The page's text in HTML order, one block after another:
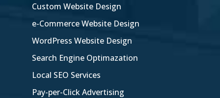
Custom Website Design
e-Commerce Website Design
WordPress Website Design
Search Engine Optimazation
Local SEO Services
Pay-per-Click Advertising